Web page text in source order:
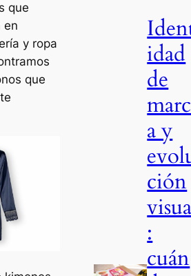
que
en
y ropa
que
idad
de
marc
a y
ción
:
cuán